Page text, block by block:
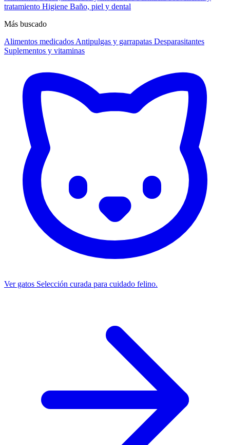
tratamiento Higiene Baño, piel y dental
Más buscado
Alimentos medicados Antipulgas y garrapatas Desparasitantes
Suplementos y vitaminas
Ver gatos Selección curada para cuidado felino.